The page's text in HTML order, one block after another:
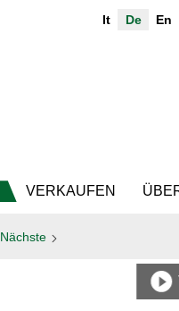
It De En
VERKAUFEN
Nächste